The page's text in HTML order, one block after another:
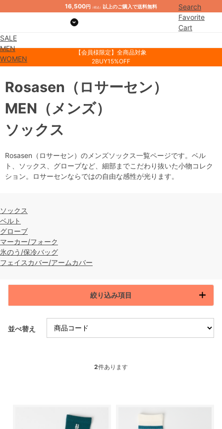
16,500円 （税込） 以上のご購入で送料無料
Search
Favorite
Cart
SALE
MEN
WOMEN
【会員様限定】全商品対象
2BUY15%OFF
ソックス
Rosasen （ロサーセン）
MEN （メンズ）
Rosasen（ロサーセン）のメンズソックス一覧ページです。ベル
ト、ソックス、グローブなど、細部までこだわり抜いた小物コレク
ション。ロサーセンならではの自由な感性が光ります。
ソックス
ベルト
グローブ
マーカー/フォーク
氷のう/保冷バッグ
フェイスカバー/アームカバー
絞り込み項目
並べ替え
2件あります